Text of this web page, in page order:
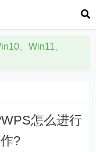
、Win11、
怎么进行
?